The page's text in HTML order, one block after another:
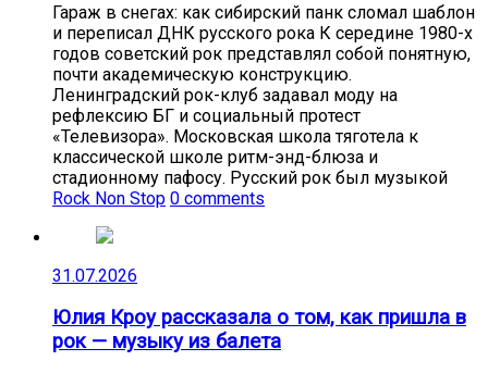
Гараж в снегах: как сибирский панк сломал шаблон
и переписал ДНК русского рока К середине 1980-х
годов советский рок представлял собой понятную,
почти академическую конструкцию.
Ленинградский рок-клуб задавал моду на
рефлексию БГ и социальный протест
«Телевизора». Московская школа тяготела к
классической школе ритм-энд-блюза и
стадионному пафосу. Русский рок был музыкой
Rock Non Stop 0 comments
31.07.2026
Юлия Кроу рассказала о том, как пришла в
рок — музыку из балета